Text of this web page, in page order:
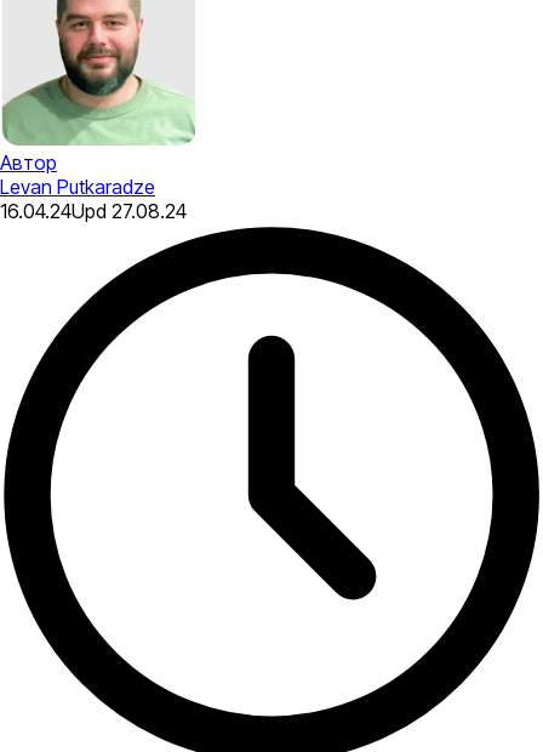
Автор
Levan Putkaradze
16.04.24Upd 27.08.24